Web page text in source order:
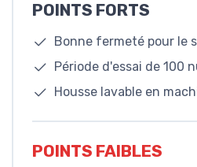
POINTS FORTS
Bonne fermeté pour le
Période d'essai de 100
Housse lavable en
POINTS FAIBLES